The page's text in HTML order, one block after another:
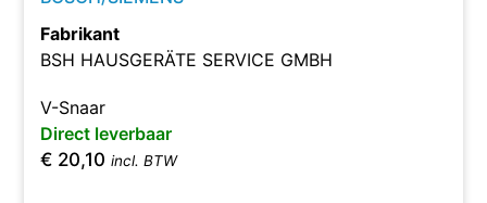
Fabrikant
BSH HAUSGERÄTE SERVICE GMBH
V-Snaar
Direct leverbaar
€ 20,10 incl. BTW